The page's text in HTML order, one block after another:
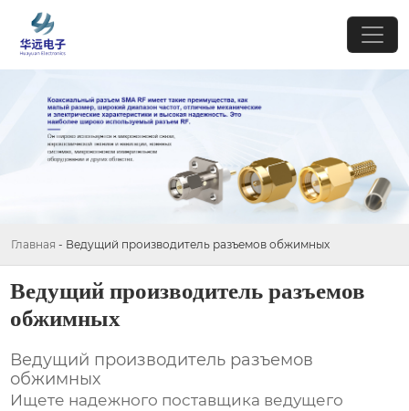
Главная - Ведущий производитель разъемов обжимных
Ведущий производитель разъемов
обжимных
Ведущий производитель разъемов
обжимных
Ищете надежного поставщика ведущего